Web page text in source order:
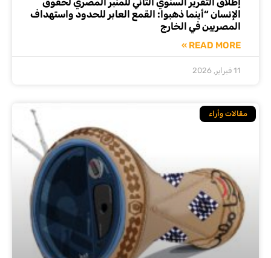
الإنسان “أينما ذهبوا: القمع العابر للحدود واستهداف
المصريين في الخارج
READ MORE »
11 فبراير, 2026
مقالات وأراء